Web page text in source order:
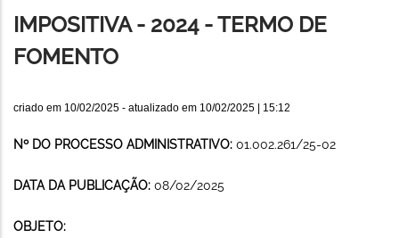
IMPOSITIVA - 2024 - TERMO DE
FOMENTO
criado em 10/02/2025 - atualizado em 10/02/2025 | 15:12
Nº DO PROCESSO ADMINISTRATIVO: 01.002.261/25-02
DATA DA PUBLICAÇÃO: 08/02/2025
OBJETO: